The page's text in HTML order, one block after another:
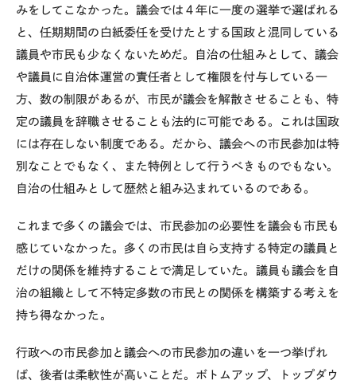
みをしてこなかった。議会では４年に一度の選挙で選ばれる
と、任期期間の白紙委任を受けたとする国政と混同している
議員や市民も少なくないためだ。自治の仕組みとして、議会
や議員に自治体運営の責任者として権限を付与している一
方、数の制限があるが、市民が議会を解散させることも、特
定の議員を辞職させることも法的に可能である。これは国政
には存在しない制度である。だから、議会への市民参加は特
別なことでもなく、また特例として行うべきものでもない。
自治の仕組みとして歴然と組み込まれているのである。
これまで多くの議会では、市民参加の必要性を議会も市民も
感じていなかった。多くの市民は自ら支持する特定の議員と
だけの関係を維持することで満足していた。議員も議会を自
治の組織として不特定多数の市民との関係を構築する考えを
持ち得なかった。
行政への市民参加と議会への市民参加の違いを一つ挙げれ
ば、後者は柔軟性が高いことだ。ボトムアップ、トップダウ